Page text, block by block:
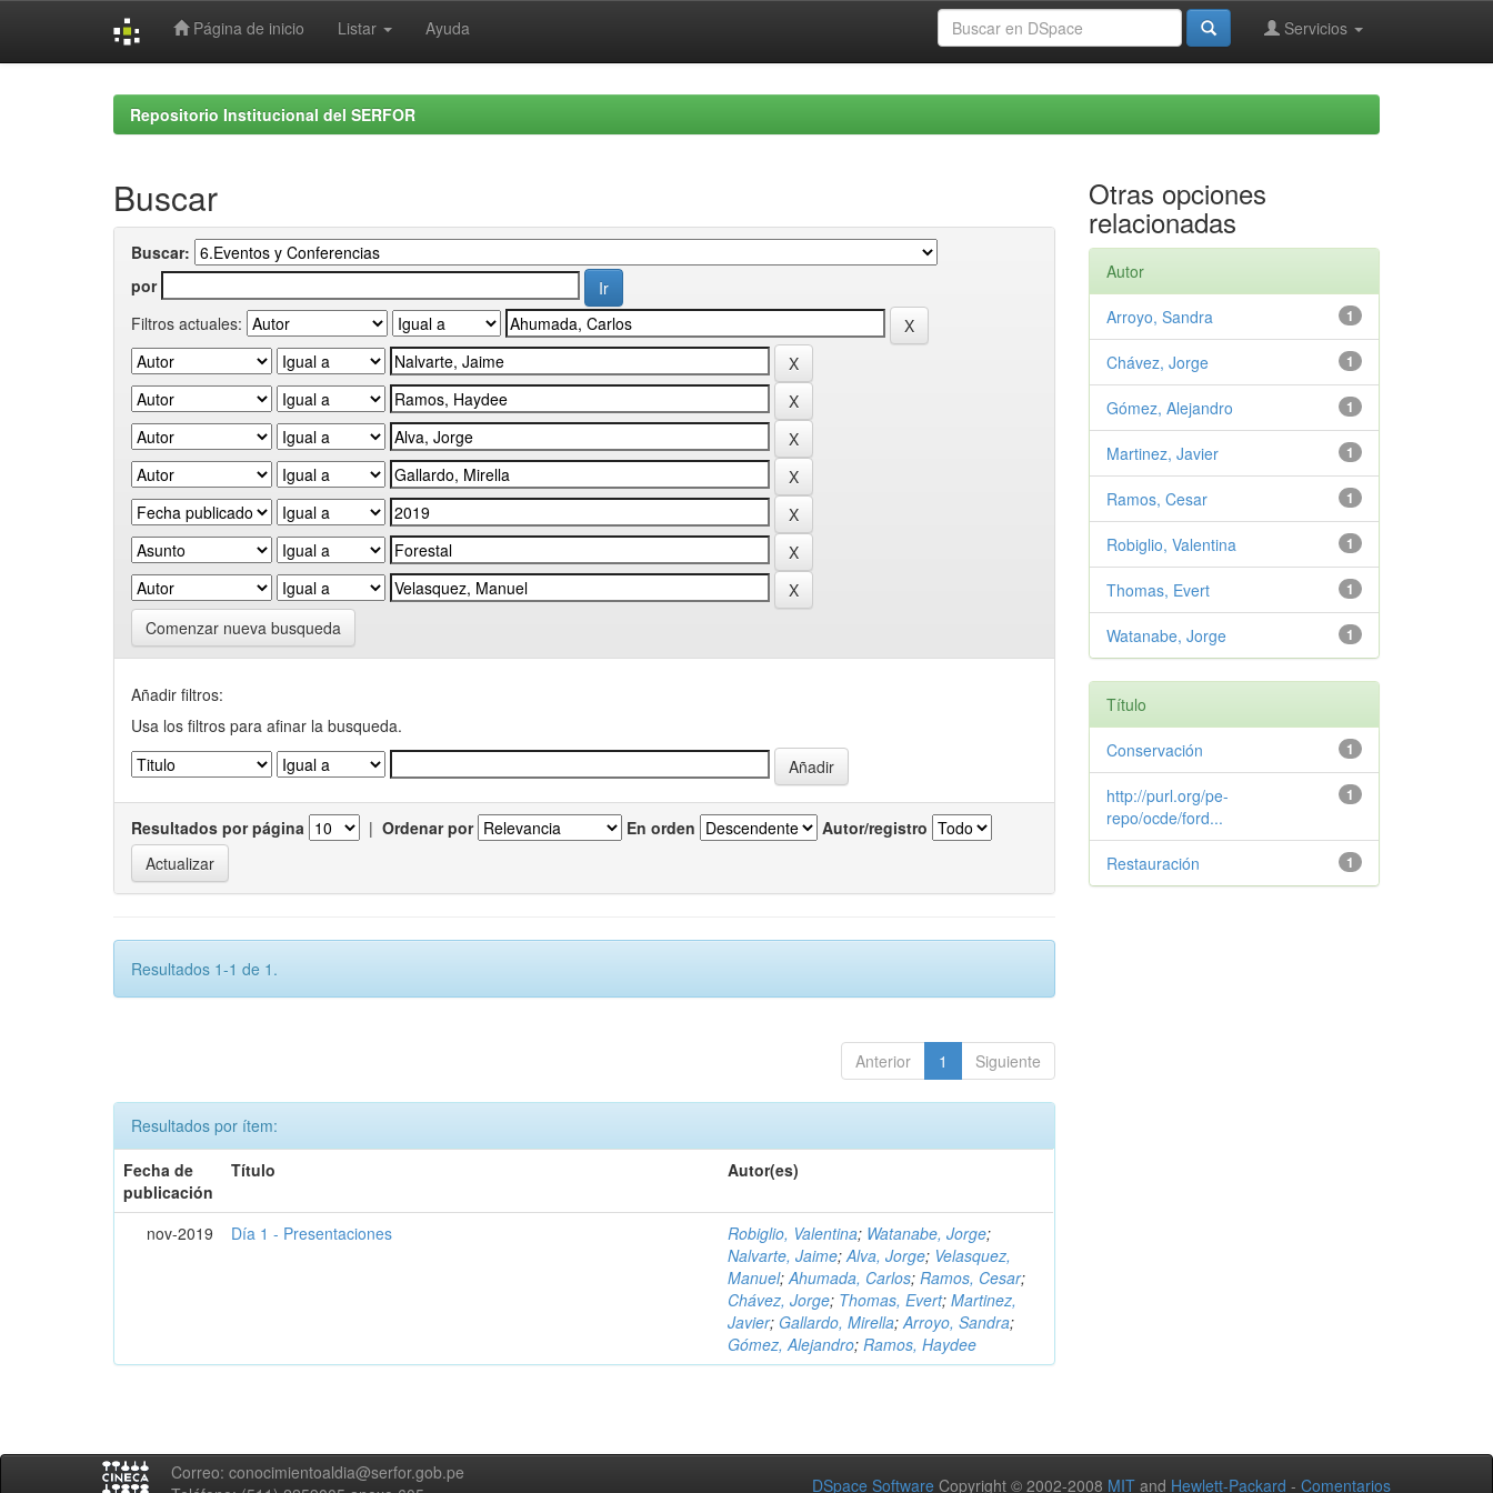
Página de inicio Listar Ayuda Servicios
Repositorio Institucional del SERFOR
Buscar
Buscar:
por
Filtros actuales:
Comenzar nueva busqueda
Añadir filtros:
Usa los filtros para afinar la busqueda.
Resultados por página | Ordenar por En orden Autor/registro
Resultados 1-1 de 1.
Anterior 1 Siguiente
Resultados por ítem:
Fecha de
publicación
Título Autor(es)
nov-2019 Día 1 - Presentaciones Robiglio, Valentina; Watanabe, Jorge;
Nalvarte, Jaime;Alva, Jorge; Velasquez,
Manuel;Ahumada, Carlos;Ramos, Cesar;
Chávez, Jorge; Thomas, Evert;Martinez,
Javier; Gallardo, Mirella;Arroyo, Sandra;
Gómez, Alejandro;Ramos, Haydee
Otras opciones
relacionadas
Autor
1
Arroyo, Sandra
1
Chávez, Jorge
1
Gómez, Alejandro
1
Martinez, Javier
1
Ramos, Cesar
1
Robiglio, Valentina
1
Thomas, Evert
1
Watanabe, Jorge
Título
1
Conservación
1
http://purl.org/pe-
repo/ocde/ford...
1
Restauración
Correo: conocimientoaldia@serfor.gob.pe
DSpace Software Copyright © 2002-2008 MIT and Hewlett-Packard - Comentarios